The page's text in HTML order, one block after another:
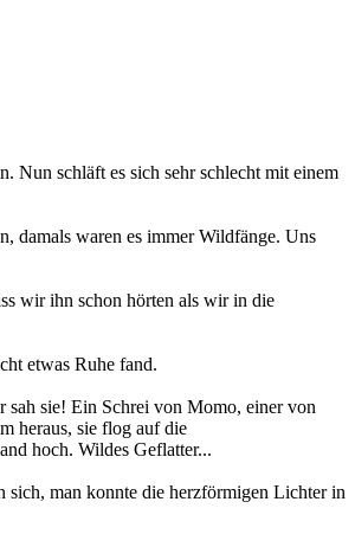
Nun schläft es sich sehr schlecht mit einem
damals waren es immer Wildfänge. Uns
wir ihn schon hörten als wir in die
etwas Ruhe fand.
sie! Ein Schrei von Momo, einer von
heraus, sie flog auf die
hoch. Wildes Geflatter...
sich, man konnte die herzförmigen Lichter in